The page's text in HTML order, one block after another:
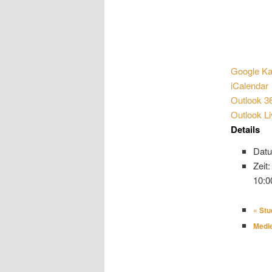
Google
iCalendar
Outlook
Outlook
Details
Zeit:
«